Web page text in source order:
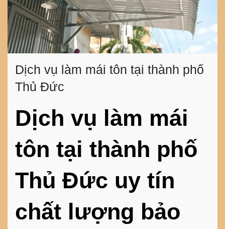
Dịch vụ làm mái tôn tại thành phố
Thủ Đức
Dịch vụ làm mái
tôn tại thành phố
Thủ Đức uy tín
chất lượng bảo